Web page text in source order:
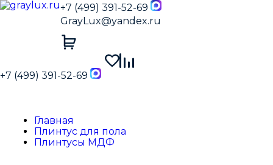
+7 (499) 391-52-69
GrayLux@yandex.ru
+7 (499) 391-52-69
Главная
Плинтус для пола
Плинтусы МДФ